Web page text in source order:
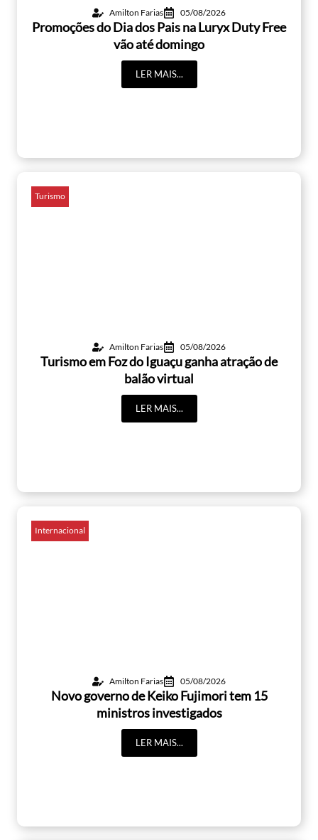
Amilton Farias 05/08/2026
Promoções do Dia dos Pais na Luryx Duty Free
vão até domingo
LER MAIS...
Turismo
Amilton Farias 05/08/2026
Turismo em Foz do Iguaçu ganha atração de
balão virtual
LER MAIS...
Internacional
Amilton Farias 05/08/2026
Novo governo de Keiko Fujimori tem 15
ministros investigados
LER MAIS...